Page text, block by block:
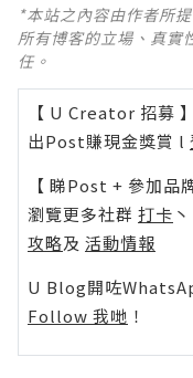
*本站之內容由作者所
所有博客的立場、真實
任。
【 U Creator 招募 】
出Post賺現金獎賞 l
【 睇Post + 參加品
瀏覽更多社群 打卡 丶
攻略及 活動情報
U Blog開咗
Follow 我哋 ！